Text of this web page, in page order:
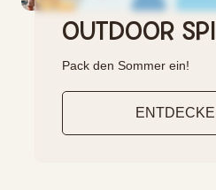
OUTDOOR
Pack den Sommer ein!